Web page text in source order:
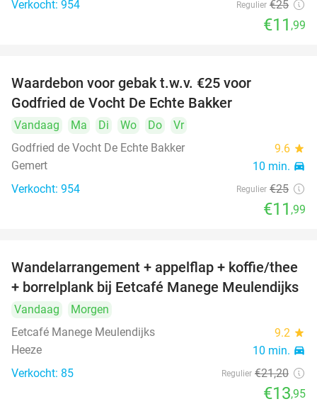
Verkocht: 954 Regulier €25
€11 ,99
Waardebon voor gebak t.w.v. €25 voor
Godfried de Vocht De Echte Bakker
Vandaag Ma Di Wo Do
Vr
Godfried de Vocht De Echte Bakker
9.6 star
Gemert 10 min. directions_car
Verkocht: 954 Regulier €25
€11 ,99
34%
Wandelarrangement + appelflap + koffie/thee
+ borrelplank bij Eetcafé Manege Meulendijks
Vandaag
Morgen
Eetcafé Manege Meulendijks
9.2 star
Heeze 10 min. directions_car
Verkocht: 85 Regulier €21,20
€13,95